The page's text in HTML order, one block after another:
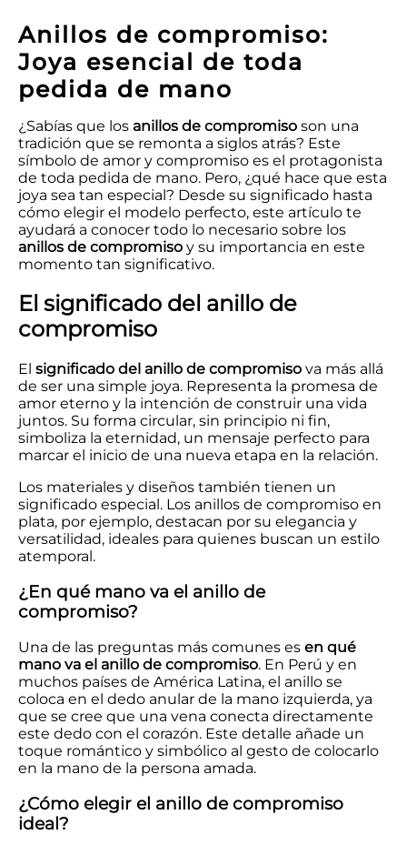
Anillos de compromiso:
Joya esencial de toda
pedida de mano
¿Sabías que los anillos de compromiso son una
tradición que se remonta a siglos atrás? Este
símbolo de amor y compromiso es el protagonista
de toda pedida de mano. Pero, ¿qué hace que esta
joya sea tan especial? Desde su significado hasta
cómo elegir el modelo perfecto, este artículo te
ayudará a conocer todo lo necesario sobre los
anillos de compromiso y su importancia en este
momento tan significativo.
El significado del anillo de
compromiso
El significado del anillo de compromiso va más allá
de ser una simple joya. Representa la promesa de
amor eterno y la intención de construir una vida
juntos. Su forma circular, sin principio ni fin,
simboliza la eternidad, un mensaje perfecto para
marcar el inicio de una nueva etapa en la relación.
Los materiales y diseños también tienen un
significado especial. Los anillos de compromiso en
plata, por ejemplo, destacan por su elegancia y
versatilidad, ideales para quienes buscan un estilo
atemporal.
¿En qué mano va el anillo de
compromiso?
Una de las preguntas más comunes es en qué
mano va el anillo de compromiso. En Perú y en
muchos países de América Latina, el anillo se
coloca en el dedo anular de la mano izquierda, ya
que se cree que una vena conecta directamente
este dedo con el corazón. Este detalle añade un
toque romántico y simbólico al gesto de colocarlo
en la mano de la persona amada.
¿Cómo elegir el anillo de compromiso
ideal?